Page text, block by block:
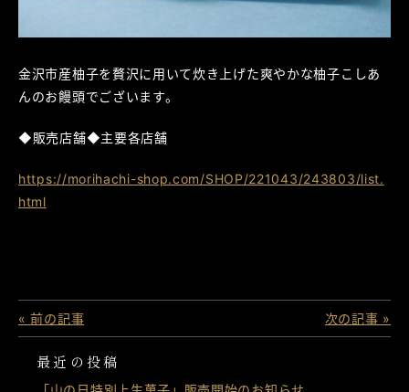
最近の投稿
金沢市産柚子を贅沢に用いて炊き上げた爽やかな柚子こしあ
んのお饅頭でございます。
◆販売店舗◆主要各店舗
https://morihachi-shop.com/SHOP/221043/243803/list.
html
« 前の記事 次の記事 »